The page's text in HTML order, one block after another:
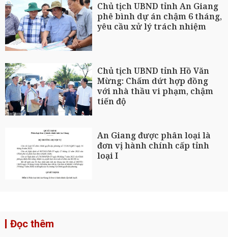
Chủ tịch UBND tỉnh An Giang
phê bình dự án chậm 6 tháng,
yêu cầu xử lý trách nhiệm
Chủ tịch UBND tỉnh Hồ Văn
Mừng: Chấm dứt hợp đồng
với nhà thầu vi phạm, chậm
tiến độ
An Giang được phân loại là
đơn vị hành chính cấp tỉnh
loại I
Đọc thêm